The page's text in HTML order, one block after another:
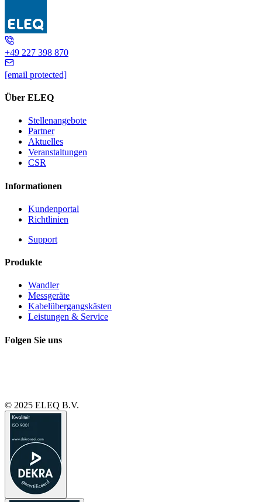
GSA 110
+49 227 398 870
[email protected]
Über ELEQ
Stellenangebote
Partner
Aktuelles
Veranstaltungen
CSR
Informationen
Kundenportal
Richtlinien
Support
Produkte
Wandler
Messgeräte
Kabelübergangskästen
Leistungen & Service
Folgen Sie uns
© 2025 ELEQ B.V.